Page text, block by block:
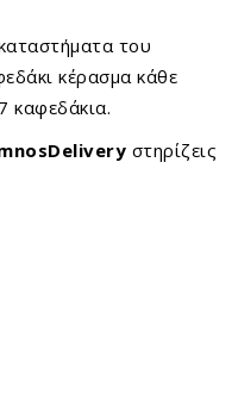
του
κέρασμα κάθε
καφεδάκια.
στηρίζεις